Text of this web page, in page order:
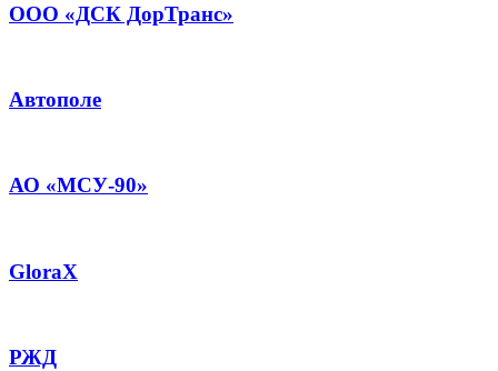
ООО «ДСК ДорТранс»
Автополе
АО «МСУ-90»
GloraX
РЖД